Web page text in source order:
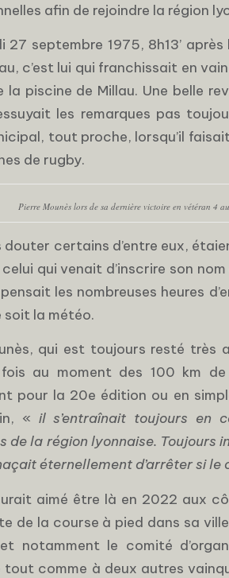
afin de rejoindre la région
27 septembre 1975, 8h13’
c’est lui qui franchissait en
la piscine de Millau. Une belle
les remarques pas
tout proche, lorsqu’il
de rugby.
Pierre Mounès lors de sa dernière victoire en vétéran 4
douter certains d’entre eux,
qui venait d’inscrire son
les nombreuses heures
soit la météo.
qui est toujours resté
fois au moment des 100 km
pour la 20e édition ou en
« il s’entraînait toujours en
de la région lyonnaise. Toujours
éternellement d’arrêter si le
aimé être là en 2022 aux
de la course à pied dans sa
notamment le comité
tout comme à deux autres